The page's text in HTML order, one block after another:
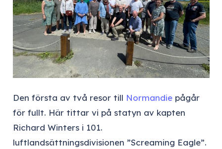
Den första av två resor till Normandiepågår
för fullt. Här tittar vi på statyn av kapten
Richard Winters i 101.
luftlandsättningsdivisionen ”Screaming Eagle”.